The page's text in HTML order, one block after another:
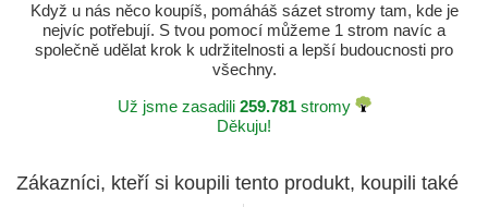
Když u nás něco koupíš, pomáháš sázet stromy tam, kde je
nejvíc potřebují. S tvou pomocí můžeme 1 strom navíc a
společně udělat krok k udržitelnosti a lepší budoucnosti pro
všechny.
Už jsme zasadili 259.781stromy
Děkuju!
Zákazníci, kteří si koupili tento produkt, koupili také